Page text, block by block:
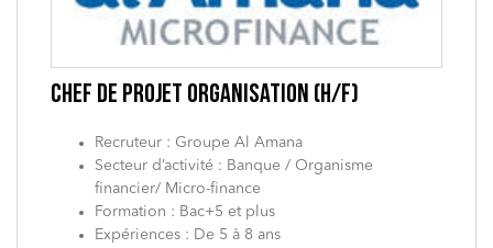
CHEF DE PROJET ORGANISATION (H/F)
Recruteur : Groupe Al Amana
Secteur d’activité : Banque / Organisme
financier/ Micro-finance
Formation : Bac+5 et plus
Expériences : De 5 à 8 ans